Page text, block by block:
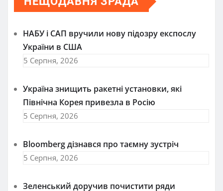
НАБУ і САП вручили нову підозру експослу
України в США
5 Серпня, 2026
Україна знищить ракетні установки, які
Північна Корея привезла в Росію
5 Серпня, 2026
Bloomberg дізнався про таємну зустріч
5 Серпня, 2026
Зеленський доручив почистити ряди